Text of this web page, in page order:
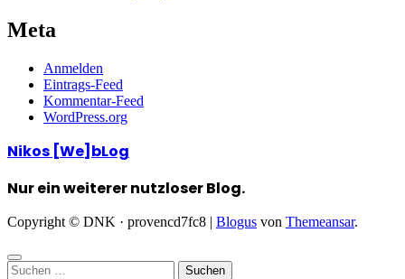
Meta
Anmelden
Eintrags-Feed
Kommentar-Feed
WordPress.org
Nikos [We]bLog
Nur ein weiterer nutzloser Blog.
Copyright © DNK · provencd7fc8 | Blogus von Themeansar.
Suchen